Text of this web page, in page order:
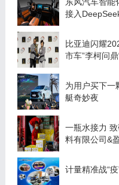
接入
比亚迪闪耀
市车”李柯问
为用户买下一
艇奇妙夜
一瓶水接力 致敬高温工作者 厦门太古可口可乐饮
料有限公司&
计量精准战“